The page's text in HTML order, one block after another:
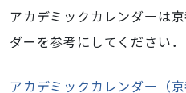
アカデミックカレンダーは
ダーを参考にしてください．
アカデミックカレンダー（